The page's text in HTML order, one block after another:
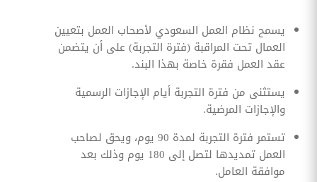
يسمح نظام العمل السعودي لأصحاب العمل بتعيين
العمال تحت المراقبة (فترة التجربة) على أن يتضمن
عقد العمل فقرة خاصة بهذا البند.
يستثنى من فترة التجربة أيام الإجازات الرسمية
والإجازات المرضية.
تستمر فترة التجربة لمدة 90 يوم، ويحق لصاحب
العمل تمديدها لتصل إلى 180 يوم وذلك بعد
موافقة العامل.